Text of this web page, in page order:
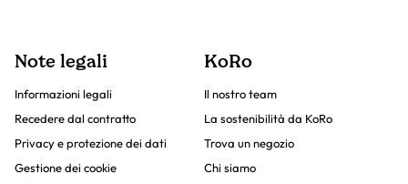
Note legali
Informazioni legali
Recedere dal contratto
Privacy e protezione dei dati
Gestione dei cookie
KoRo
Il nostro team
La sostenibilità da KoRo
Trova un negozio
Chi siamo